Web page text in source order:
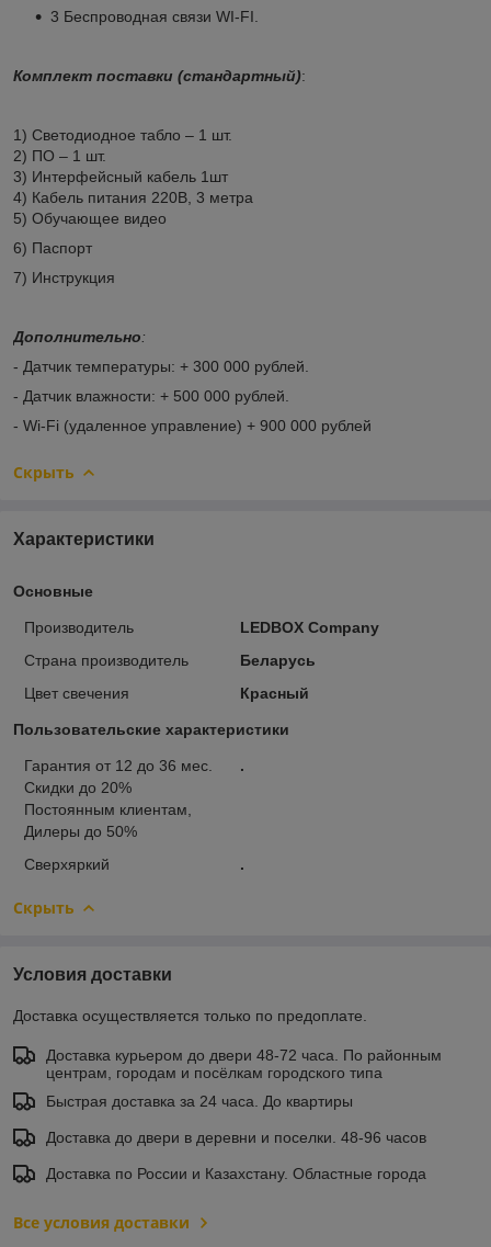
3 Беспроводная связи WI-FI.
Комплект поставки (стандартный):
1) Светодиодное табло – 1 шт.
2) ПО – 1 шт.
3) Интерфейсный кабель 1шт
4) Кабель питания 220В, 3 метра
5) Обучающее видео
6) Паспорт
7) Инструкция
Дополнительно:
- Датчик температуры: + 300 000 рублей.
- Датчик влажности: + 500 000 рублей.
- Wi-Fi (удаленное управление) + 900 000 рублей
Скрыть
Характеристики
Основные
Производитель
LEDBOX Company
Страна производитель
Беларусь
Цвет свечения
Красный
Пользовательские характеристики
Гарантия от 12 до 36 мес.
Скидки до 20%
Постоянным клиентам,
Дилеры до 50%
.
Сверхяркий .
Скрыть
Условия доставки
Доставка осуществляется только по предоплате.
Доставка курьером до двери 48-72 часа. По районным
центрам, городам и посёлкам городского типа
Быстрая доставка за 24 часа. До квартиры
Доставка до двери в деревни и поселки. 48-96 часов
Доставка по России и Казахстану. Областные города
Все условия доставки